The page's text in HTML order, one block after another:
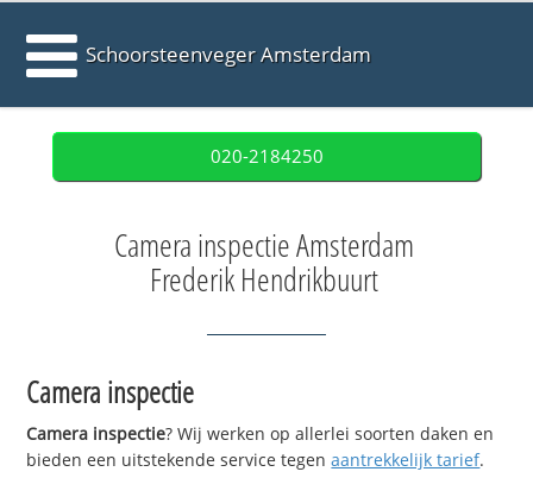
Schoorsteenveger Amsterdam
020-2184250
Camera inspectie Amsterdam
Frederik Hendrikbuurt
Camera inspectie
Camera inspectie? Wij werken op allerlei soorten daken en
bieden een uitstekende service tegenaantrekkelijk tarief.